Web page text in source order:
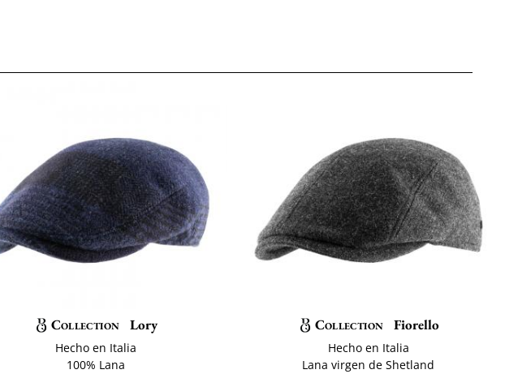
Collection Lory
Hecho en Italia
100% Lana
Collection Fiorello
Hecho en Italia
Lana virgen de Shetland